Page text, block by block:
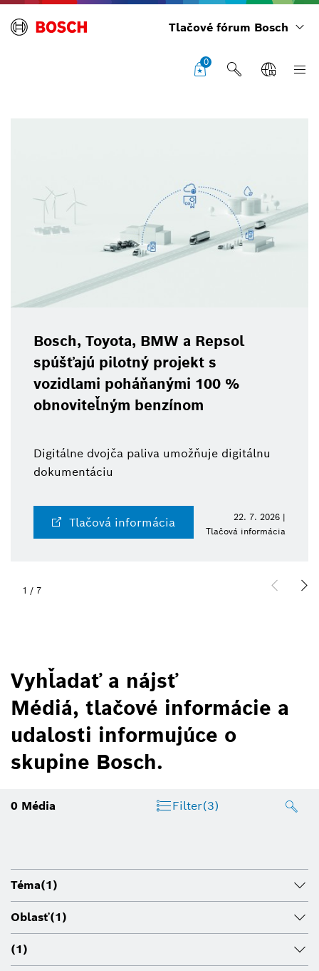
Tlačové fórum Bosch
0
Bosch, Toyota, BMW a Repsol
spúšťajú pilotný projekt s
vozidlami poháňanými 100 %
obnoviteľným benzínom
Digitálne dvojča paliva umožňuje digitálnu
dokumentáciu
Tlačová informácia
22. 7. 2026 |
Tlačová informácia
1 / 7
Vyhľadať a nájsť
Médiá, tlačové informácie a
udalosti informujúce o
skupine Bosch.
0 Média Filter(3)
Téma(1)
Oblasť(1)
(1)